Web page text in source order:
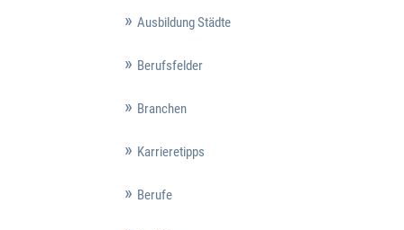
Ausbildung Städte
Berufsfelder
Branchen
Karrieretipps
Berufe